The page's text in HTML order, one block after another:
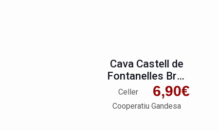
Cava Castell de
Fontanelles Brut
Nature6,90€
Celler
Cooperatiu Gandesa